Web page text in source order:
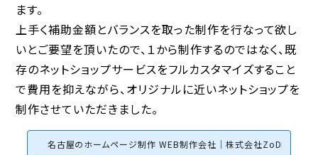
ます。
上手く補助金額とバランスを取った制作を行なって欲し
いとご要望を頂いたので、１から制作するのではなく、既
存のネットショップサービスをフルカスタマイズすること
で費用を抑えながら、オリジナルに近いネットショップを
制作させていただきました。
名古屋のホームページ制作 WEB制作会社｜株式会社ZoDDo